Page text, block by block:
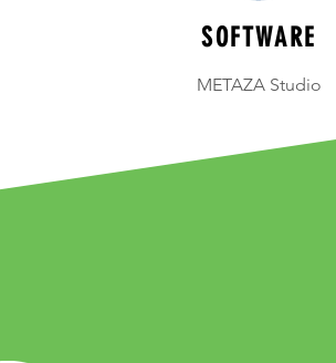
SOFTWARE
METAZA Studio